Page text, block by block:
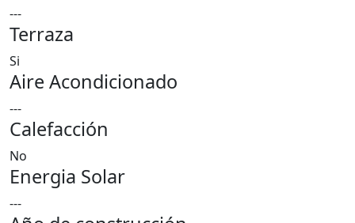
---
Terraza
Si
Aire Acondicionado
---
Calefacción
No
Energia Solar
---